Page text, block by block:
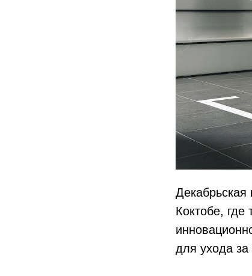
Коктобе,
для ухода